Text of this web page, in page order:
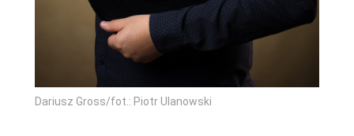
Dariusz Gross/fot.: Piotr Ulanowski